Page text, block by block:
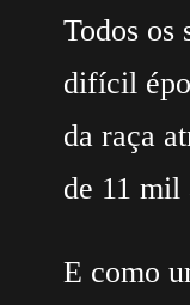
Todos os
difícil
da raça
de 11 mil
E como